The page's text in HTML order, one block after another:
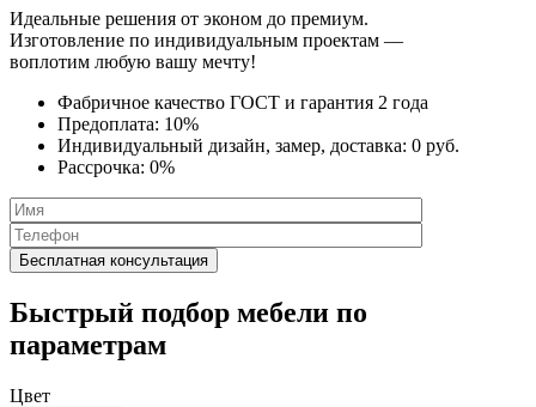
Идеальные решения от эконом до премиум.
Изготовление по индивидуальным проектам —
воплотим любую вашу мечту!
Фабричное качество ГОСТ и гарантия 2 года
Предоплата: 10%
Индивидуальный дизайн, замер, доставка: 0 руб.
Рассрочка: 0%
Быстрый подбор мебели по
параметрам
Цвет